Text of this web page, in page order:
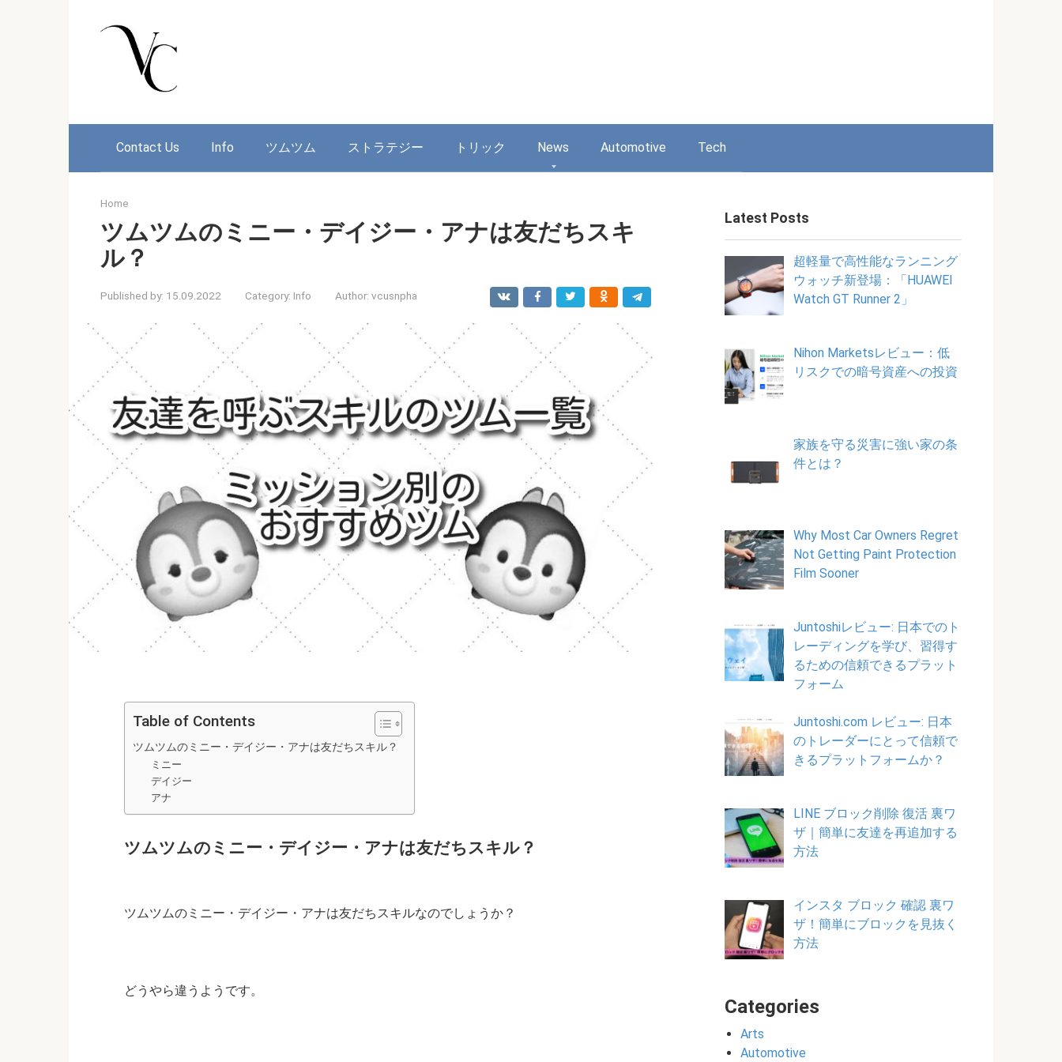
Contact Us Info ツムツム ストラテジー トリック News Automotive Tech
Home
ツムツムのミニー・デイジー・アナは友だちスキ
ル？
Published by: 15.09.2022 Category: Info Author: vcusnpha
Table of Contents
ツムツムのミニー・デイジー・アナは友だちスキル？
ミニー
デイジー
アナ
ツムツムのミニー・デイジー・アナは友だちスキル？
ツムツムのミニー・デイジー・アナは友だちスキルなのでしょうか？
どうやら違うようです。
Latest Posts
超軽量で高性能なランニング
ウォッチ新登場：「HUAWEI
Watch GT Runner 2」
Nihon Marketsレビュー：低
リスクでの暗号資産への投資
家族を守る災害に強い家の条
件とは？
Why Most Car Owners Regret
Not Getting Paint Protection
Film Sooner
Juntoshiレビュー: 日本でのト
レーディングを学び、習得す
るための信頼できるプラット
フォーム
Juntoshi.com レビュー: 日本
のトレーダーにとって信頼で
きるプラットフォームか？
LINE ブロック削除 復活 裏ワ
ザ｜簡単に友達を再追加する
方法
インスタ ブロック 確認 裏ワ
ザ！簡単にブロックを見抜く
方法
Categories
Arts
Automotive